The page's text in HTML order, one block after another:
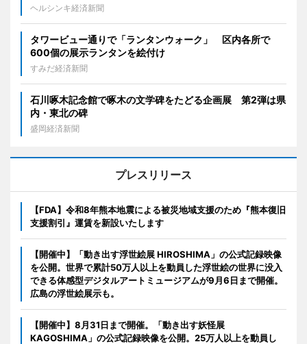
ヘルシンキ経済新聞
タワービュー通りで「ランタンウォーク」 区内各所で
600個の展示ランタンを絵付け
すみだ経済新聞
石川啄木記念館で啄木の文学碑をたどる企画展 第2弾は県
内・東北の碑
盛岡経済新聞
プレスリリース
【FDA】令和8年熊本地震による被災地域支援のため『熊本復旧
支援割引』運賃を新設いたします
【開催中】「動き出す浮世絵展 HIROSHIMA」の公式記録映像
を公開。世界で累計50万人以上を動員した浮世絵の世界に没入
できる体感型デジタルアートミュージアムが9月6日まで開催。
広島の浮世絵展示も。
【開催中】8月31日まで開催。「動き出す妖怪展
KAGOSHIMA」の公式記録映像を公開。25万人以上を動員し